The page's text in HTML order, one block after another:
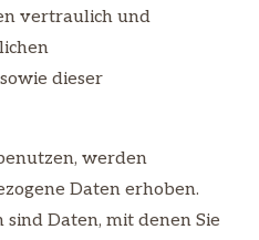
vertraulich und
dieser
werden
Daten erhoben.
sind Daten, mit denen Sie